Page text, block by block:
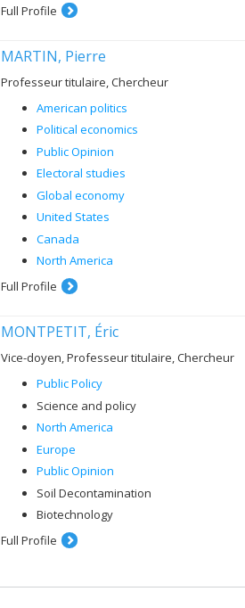
Full Profile
MARTIN, Pierre
Professeur titulaire, Chercheur
American politics
Political economics
Public Opinion
Electoral studies
Global economy
United States
Canada
North America
Full Profile
MONTPETIT, Éric
Vice-doyen, Professeur titulaire, Chercheur
Public Policy
Science and policy
North America
Europe
Public Opinion
Soil Decontamination
Biotechnology
Full Profile